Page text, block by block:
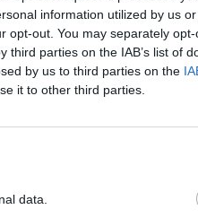
information utilized by us
opt-out. You may separately
parties on the IAB’s list of
by us to third parties on the
it to other third parties.
data.
γυναίκα που